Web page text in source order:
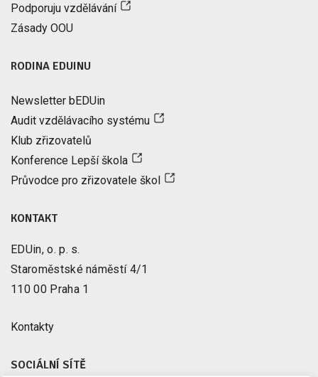
Podporuju vzdělávání
Zásady OOU
RODINA EDUINU
Newsletter bEDUin
Audit vzdělávacího systému
Klub zřizovatelů
Konference Lepší škola
Průvodce pro zřizovatele škol
KONTAKT
EDUin, o. p. s.
Staroměstské náměstí 4/1
110 00 Praha 1
Kontakty
SOCIÁLNÍ SÍTĚ